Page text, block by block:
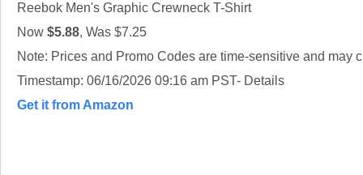
Reebok Men's Graphic Crewneck T-Shirt
Now $5.88, Was $7.25
Note: Prices and Promo Codes are time-sensitive and may
Timestamp: 06/16/2026 09:16 am PST- Details
Get it from Amazon